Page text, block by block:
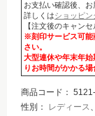
お支払い確認後、お
詳しくはショッピン
【注文後のキャン
※刻印サービス可能
さい。
大型連休や年末年
りお時間がかかる
商品コード：
性別：
レディース、